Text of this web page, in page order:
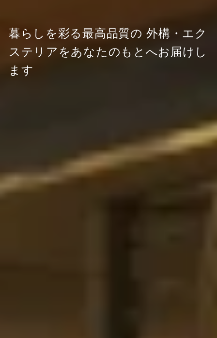
暮らしを彩る最高品質の 外構・エク
ステリアをあなたのもとへお届けし
ます